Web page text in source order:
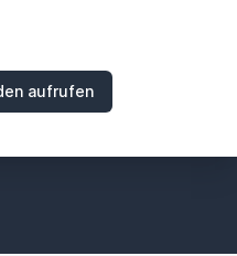
aufrufen